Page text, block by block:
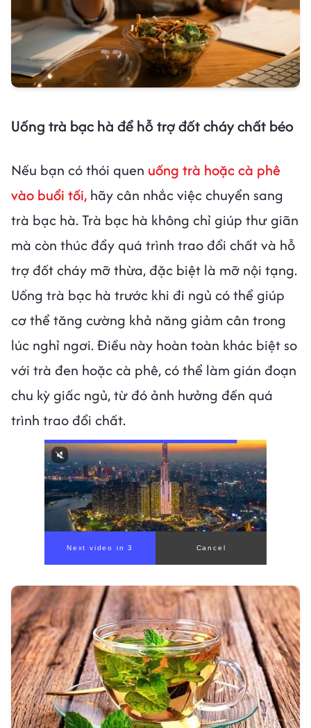
Uống trà bạc hà để hỗ trợ đốt cháy chất béo
Nếu bạn có thói quen uống trà hoặc cà phê
vào buổi tối, hãy cân nhắc việc chuyển sang
trà bạc hà. Trà bạc hà không chỉ giúp thư giãn
mà còn thúc đẩy quá trình trao đổi chất và hỗ
trợ đốt cháy mỡ thừa, đặc biệt là mỡ nội tạng.
Uống trà bạc hà trước khi đi ngủ có thể giúp
cơ thể tăng cường khả năng giảm cân trong
lúc nghỉ ngơi. Điều này hoàn toàn khác biệt so
với trà đen hoặc cà phê, có thể làm gián đoạn
chu kỳ giấc ngủ, từ đó ảnh hưởng đến quá
trình trao đổi chất.